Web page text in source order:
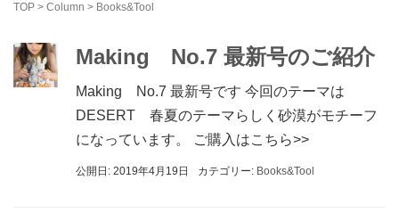
TOP > Column > Books&Tool
Making No.7 最新号のご紹介
Making No.7 最新号です 今回のテーマは
DESERT 春夏のテーマらしく砂漠がモチーフ
になっています。 ご購入はこちら>>
公開日: 2019年4月19日 カテゴリー: Books&Tool